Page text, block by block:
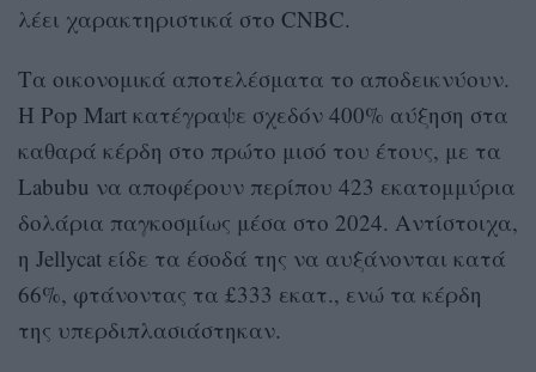
λέει χαρακτηριστικά στο CNBC.
Τα οικονομικά αποτελέσματα το αποδεικνύουν.
Η Pop Mart κατέγραψε σχεδόν 400% αύξηση στα
καθαρά κέρδη στο πρώτο μισό του έτους, με τα
Labubu να αποφέρουν περίπου 423 εκατομμύρια
δολάρια παγκοσμίως μέσα στο 2024. Αντίστοιχα,
η Jellycat είδε τα έσοδά της να αυξάνονται κατά
66%, φτάνοντας τα £333 εκατ., ενώ τα κέρδη
της υπερδιπλασιάστηκαν.